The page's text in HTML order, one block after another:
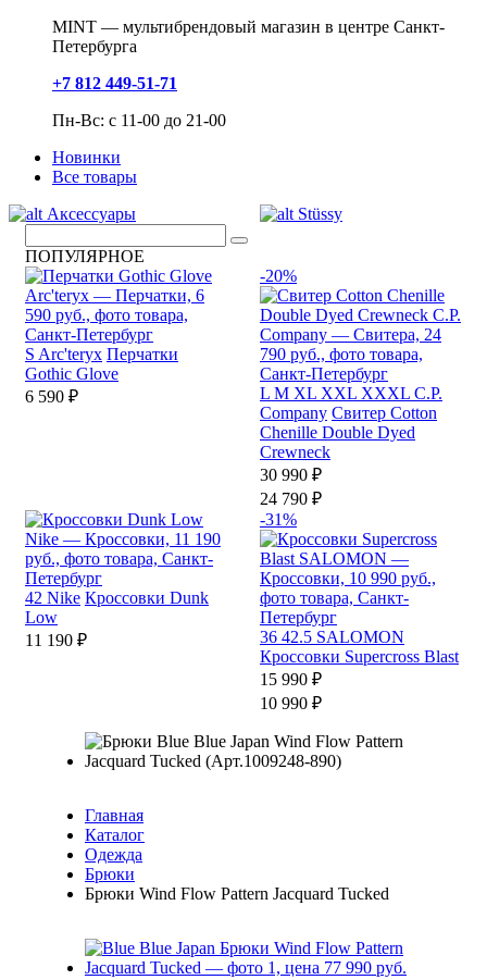
MINT — мультибрендовый магазин в центре Санкт-
Петербурга
+7 812 449-51-71
Пн-Вс: с 11-00 до 21-00
Новинки
Все товары
Аксессуары
Stüssy
ПОПУЛЯРНОЕ
S Arc'teryx Перчатки
Gothic Glove
6 590 ₽
-20%
L M XL XXL XXXL C.P.
Company Свитер Cotton
Chenille Double Dyed
Crewneck
30 990 ₽
24 790 ₽
42 Nike Кроссовки Dunk
Low
11 190 ₽
-31%
36 42.5 SALOMON
Кроссовки Supercross Blast
15 990 ₽
10 990 ₽
Главная
Каталог
Одежда
Брюки
Брюки Wind Flow Pattern Jacquard Tucked